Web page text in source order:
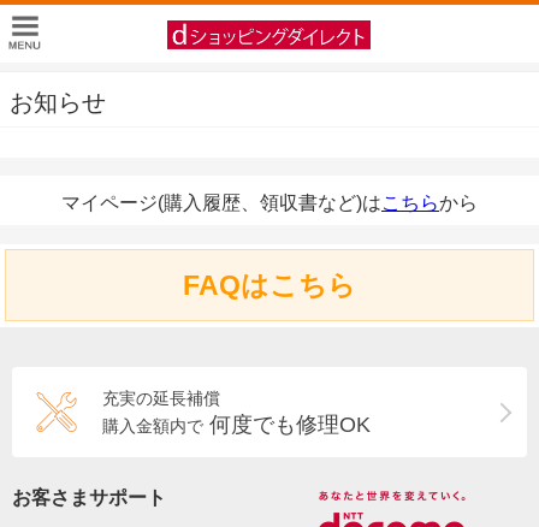
お知らせ
マイページ(購入履歴、領収書など)はこちらから
FAQはこちら
充実の延長補償
購入金額内で 何度でも修理OK
お客さまサポート